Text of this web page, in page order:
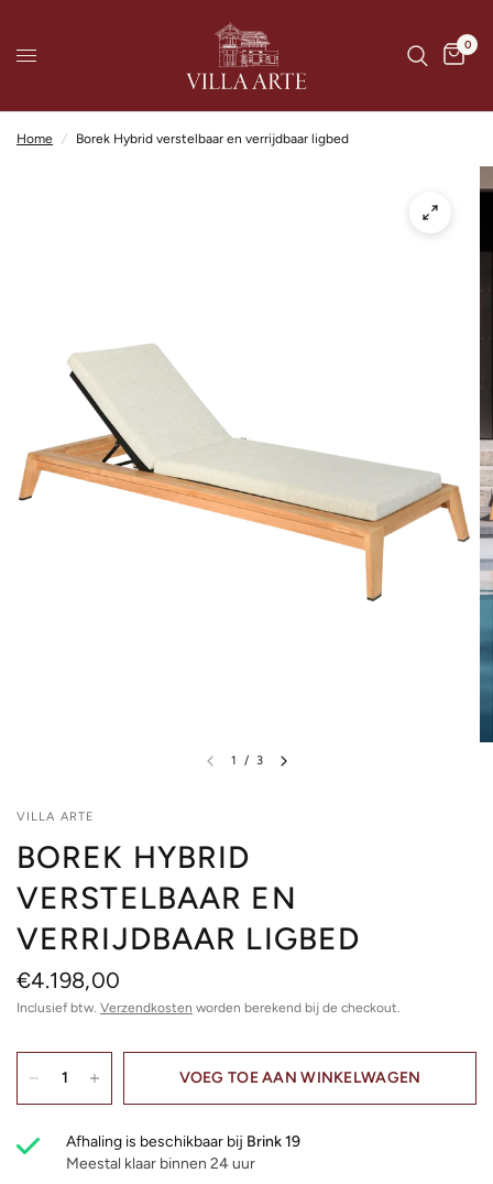
0
Home / Borek Hybrid verstelbaar en verrijdbaar ligbed
1 / 3
VILLA ARTE
BOREK HYBRID
VERSTELBAAR EN
VERRIJDBAAR LIGBED
€4.198,00
Inclusief btw. Verzendkosten worden berekend bij de checkout.
VOEG TOE AAN WINKELWAGEN
Afhaling is beschikbaar bij Brink 19
Meestal klaar binnen 24 uur